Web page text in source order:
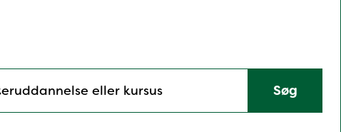
eller kursus Søg